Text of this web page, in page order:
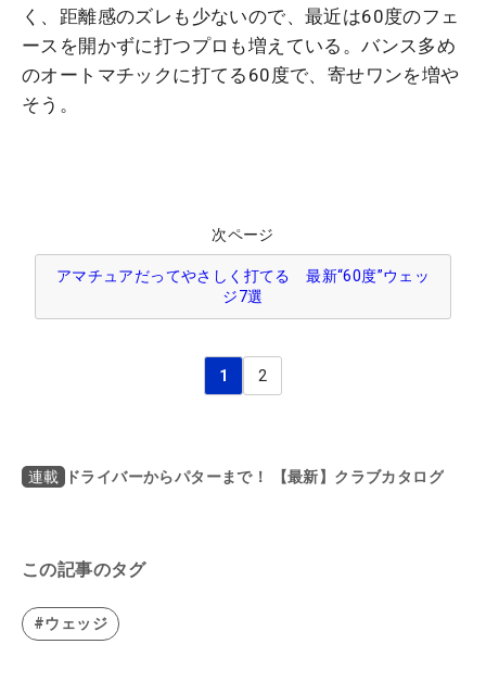
く、距離感のズレも少ないので、最近は60度のフェ
ースを開かずに打つプロも増えている。バンス多め
のオートマチックに打てる60度で、寄せワンを増や
そう。
次ページ
アマチュアだってやさしく打てる 最新“60度”ウェッ
ジ7選
1 2
連載 ドライバーからパターまで！ 【最新】クラブカタログ
この記事のタグ
#ウェッジ